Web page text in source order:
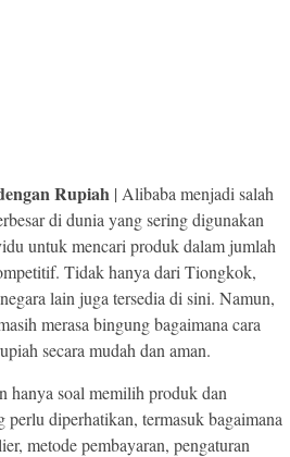
Rupiah | Alibaba menjadi salah
di dunia yang sering digunakan
untuk mencari produk dalam jumlah
Tidak hanya dari Tiongkok,
lain juga tersedia di sini. Namun,
merasa bingung bagaimana cara
secara mudah dan aman.
hanya soal memilih produk dan
perlu diperhatikan, termasuk bagaimana
metode pembayaran, pengaturan